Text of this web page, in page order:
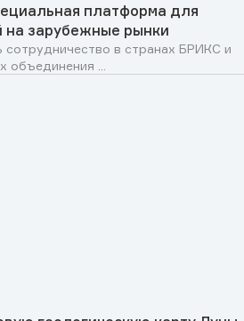
платформа для
на зарубежные рынки
сотрудничество в странах БРИКС и
объединения ...